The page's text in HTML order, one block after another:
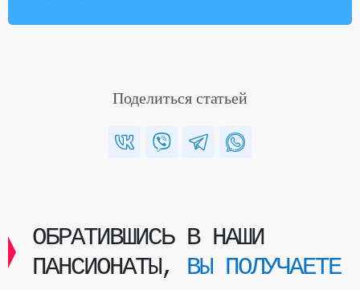
Поделиться статьей
ОБРАТИВШИСЬ В НАШИ
ПАНСИОНАТЫ, ВЫ ПОЛУЧАЕТЕ